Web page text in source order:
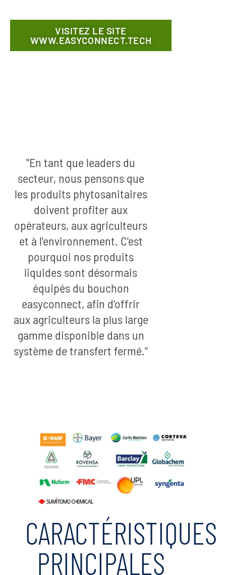
VISITEZ LE SITE
WWW.EASYCONNECT.TECH
"En tant que leaders du
secteur, nous pensons que
les produits phytosanitaires
doivent profiter aux
opérateurs, aux agriculteurs
et à l'environnement. C'est
pourquoi nos produits
liquides sont désormais
équipés du bouchon
easyconnect, afin d'offrir
aux agriculteurs la plus large
gamme disponible dans un
système de transfert fermé."
CARACTÉRISTIQUES
PRINCIPALES